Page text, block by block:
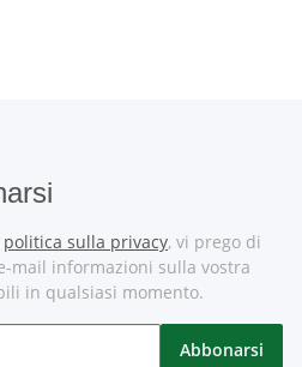
politica sulla privacy, vi prego di
mail informazioni sulla vostra
in qualsiasi momento.
Abbonarsi